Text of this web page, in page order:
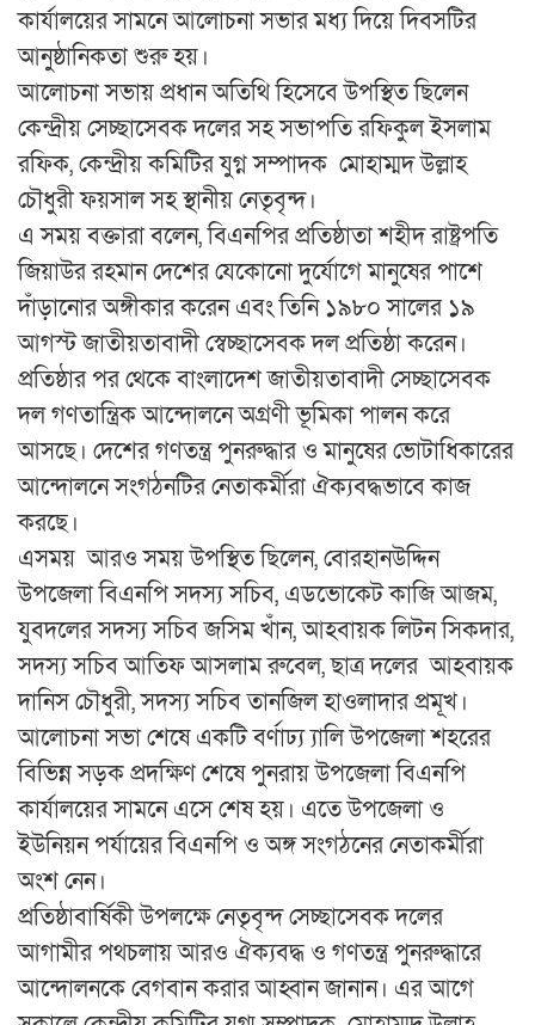
কার্যালয়ের সামনে আলোচনা সভার মধ্য দিয়ে দিবসটির
আনুষ্ঠানিকতা শুরু হয়।
আলোচনা সভায় প্রধান অতিথি হিসেবে উপস্থিত ছিলেন
কেন্দ্রীয় সেচ্ছাসেবক দলের সহ সভাপতি রফিকুল ইসলাম
রফিক, কেন্দ্রীয় কমিটির যুগ্ন সম্পাদক মোহাম্মদ উল্লাহ
চৌধুরী ফয়সাল সহ স্থানীয় নেতৃবৃন্দ।
এ সময় বক্তারা বলেন, বিএনপির প্রতিষ্ঠাতা শহীদ রাষ্ট্রপতি
জিয়াউর রহমান দেশের যেকোনো দুর্যোগে মানুষের পাশে
দাঁড়ানোর অঙ্গীকার করেন এবং তিনি ১৯৮০ সালের ১৯
আগস্ট জাতীয়তাবাদী স্বেচ্ছাসেবক দল প্রতিষ্ঠা করেন।
প্রতিষ্ঠার পর থেকে বাংলাদেশ জাতীয়তাবাদী সেচ্ছাসেবক
দল গণতান্ত্রিক আন্দোলনে অগ্রণী ভূমিকা পালন করে
আসছে। দেশের গণতন্ত্র পুনরুদ্ধার ও মানুষের ভোটাধিকারের
আন্দোলনে সংগঠনটির নেতাকর্মীরা ঐক্যবদ্ধভাবে কাজ
করছে।
এসময় আরও সময় উপস্থিত ছিলেন, বোরহানউদ্দিন
উপজেলা বিএনপি সদস্য সচিব, এডভোকেট কাজি আজম,
যুবদলের সদস্য সচিব জসিম খাঁন, আহবায়ক লিটন সিকদার,
সদস্য সচিব আতিফ আসলাম রুবেল, ছাত্র দলের আহবায়ক
দানিস চৌধুরী, সদস্য সচিব তানজিল হাওলাদার প্রমূখ।
আলোচনা সভা শেষে একটি বর্ণাঢ্য ্যালি উপজেলা শহরের
বিভিন্ন সড়ক প্রদক্ষিণ শেষে পুনরায় উপজেলা বিএনপি
কার্যালয়ের সামনে এসে শেষ হয়। এতে উপজেলা ও
ইউনিয়ন পর্যায়ের বিএনপি ও অঙ্গ সংগঠনের নেতাকর্মীরা
অংশ নেন।
প্রতিষ্ঠাবার্ষিকী উপলক্ষে নেতৃবৃন্দ সেচ্ছাসেবক দলের
আগামীর পথচলায় আরও ঐক্যবদ্ধ ও গণতন্ত্র পুনরুদ্ধারে
আন্দোলনকে বেগবান করার আহ্বান জানান। এর আগে